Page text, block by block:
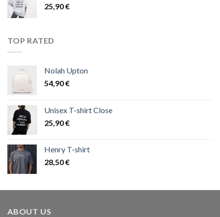
25,90€
TOP RATED
Nolah Upton
54,90€
Unisex T-shirt Close
25,90€
Henry T-shirt
28,50€
ABOUT US